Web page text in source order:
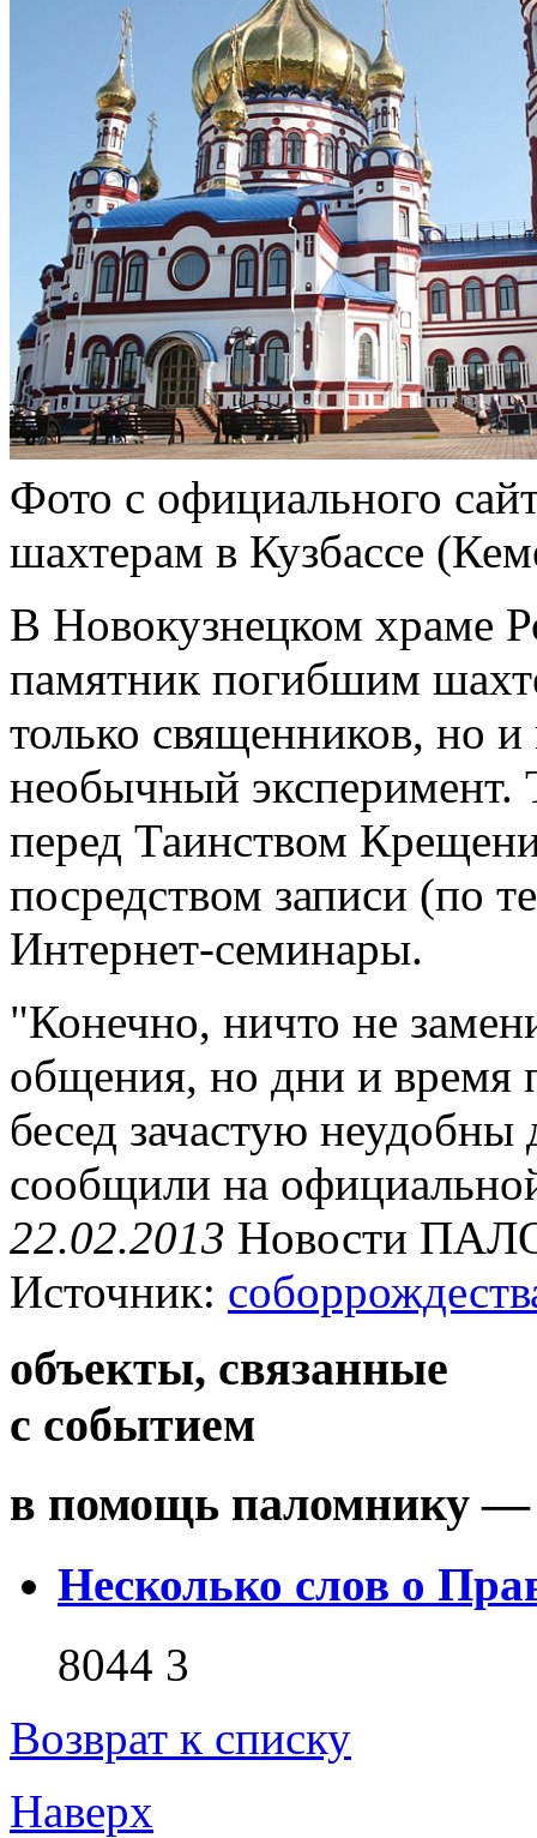
Фото с официального
шахтерам в Кузбассе
В Новокузнецком храме
памятник погибшим
только священников, но
необычный эксперимент.
перед Таинством
посредством записи (по
Интернет-семинары.
"Конечно, ничто не
общения, но дни и время
бесед зачастую
сообщили на
22.02.2013 Новости
Источник:
объекты, связанные
с событием
в помощь паломнику —
Несколько слов о
8044 3
Возврат к списку
Наверх